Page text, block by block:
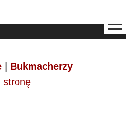
Bukmacherzy
stronę